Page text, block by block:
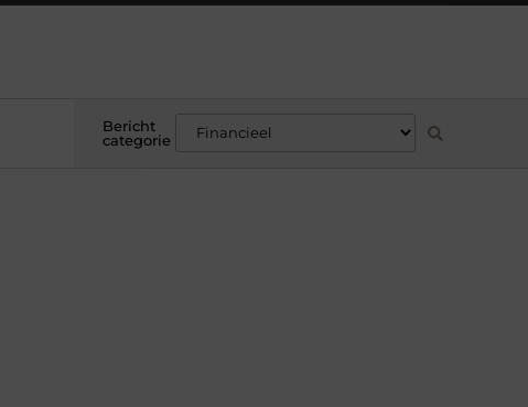
Bericht
categorie